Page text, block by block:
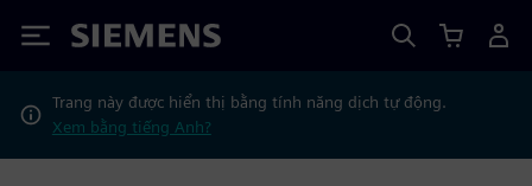
Siemens
Trang này được hiển thị bằng tính năng dịch tự động.
Xem bằng tiếng Anh?